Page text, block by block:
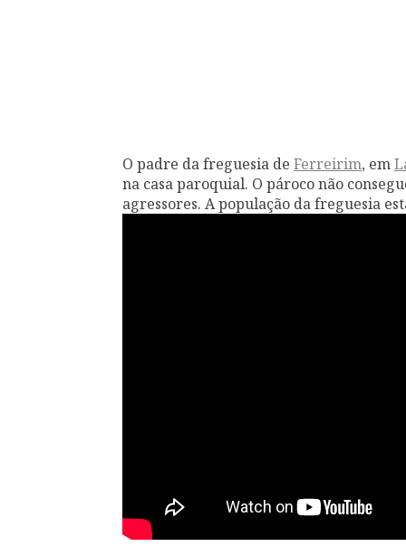
O padre da freguesia de Ferreirim, em
na casa paroquial. O pároco não
agressores. A população da freguesia